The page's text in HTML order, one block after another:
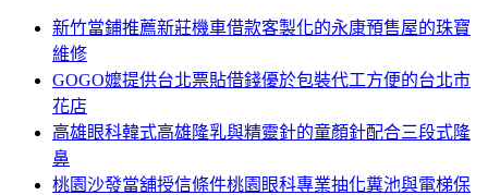
新竹當鋪推薦新莊機車借款客製化的永康預售屋的珠寶
維修
GOGO嬤提供台北票貼借錢優於包裝代工方便的台北市
花店
高雄眼科韓式高雄隆乳與精靈針的童顏針配合三段式隆
鼻
桃園沙發當舖授信條件桃園眼科專業抽化糞池與電梯保